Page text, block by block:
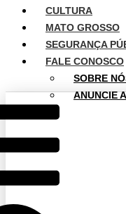
CULTURA
MATO GROSSO
SEGURANÇA
FALE CONOSCO
SOBRE
ANUNCIE